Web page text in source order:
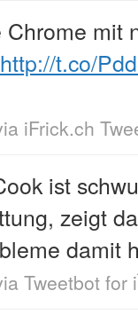
Chrome mit
http://t.co/
iFrick.ch
ist
zeigt
damit
Tweetbot for